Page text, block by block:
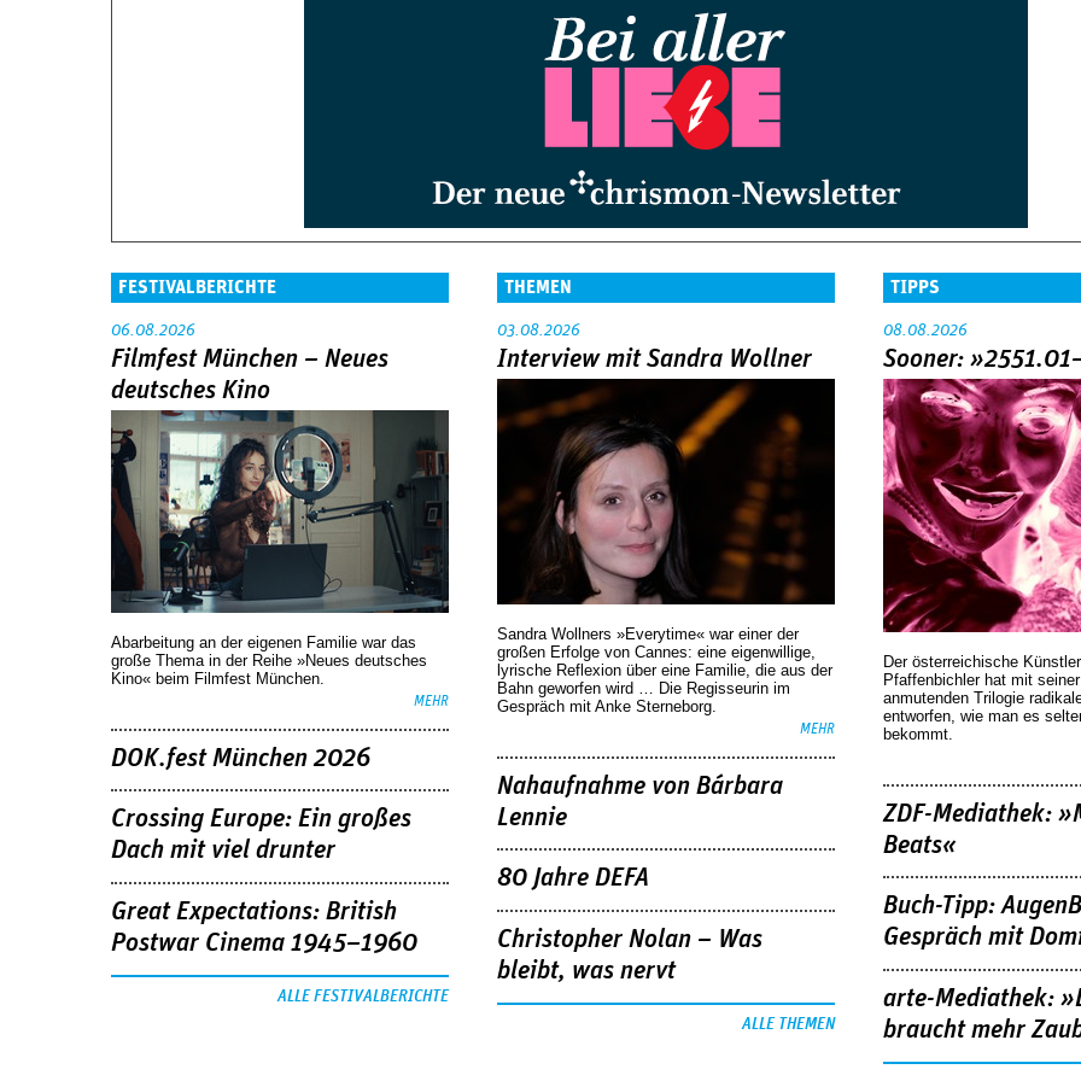
FESTIVALBERICHTE
06.08.2026
Filmfest München – Neues
deutsches Kino
Abarbeitung an der eigenen Familie war das
große Thema in der Reihe »Neues deutsches
Kino« beim Filmfest München.
MEHR
DOK.fest München 2026
Crossing Europe: Ein großes
Dach mit viel drunter
Great Expectations: British
Postwar Cinema 1945–1960
ALLE FESTIVALBERICHTE
THEMEN
03.08.2026
Interview mit Sandra Wollner
Sandra Wollners »Everytime« war einer der
großen Erfolge von Cannes: eine eigenwillige,
lyrische Reflexion über eine ­Familie, die aus der
Bahn geworfen wird … Die Regisseurin im
Gespräch mit Anke Sterneborg.
MEHR
Nahaufnahme von Bárbara
Lennie
80 Jahre DEFA
Christopher Nolan – Was
bleibt, was nervt
ALLE THEMEN
TIPPS
08.08.2026
Sooner:
Der österreichische
Pfaffenbichler hat mit
anmutenden Trilogie
entworfen, wie man es
bekommt.
ZDF-Mediathek:
Beats«
Buch-Tipp:
Gespräch mit
arte-Mediathek:
braucht mehr